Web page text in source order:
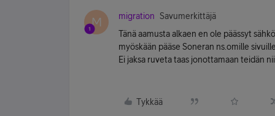
M migration
Savumerkittäjä
Tänä aamusta alkaen en ole päässyt
myöskään pääse Soneran ns.omille
Ei jaksa ruveta taas jonottamaan teidän
Tykkää